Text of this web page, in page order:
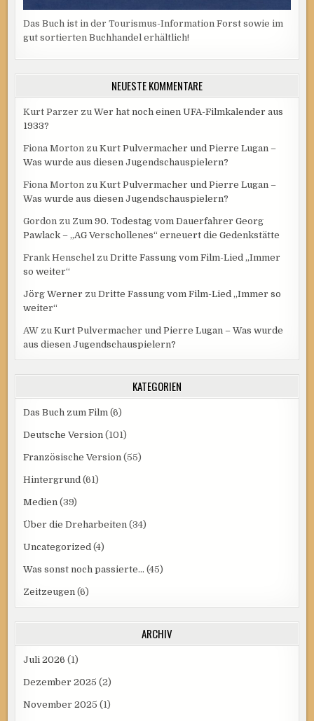
Das Buch ist in der Tourismus-Information Forst sowie im
gut sortierten Buchhandel erhältlich!
NEUESTE KOMMENTARE
Kurt Parzer zuWer hat noch einen UFA-Filmkalender aus
1933?
Fiona Morton zuKurt Pulvermacher und Pierre Lugan –
Was wurde aus diesen Jugendschauspielern?
Fiona Morton zuKurt Pulvermacher und Pierre Lugan –
Was wurde aus diesen Jugendschauspielern?
Gordon zu Zum 90. Todestag vom Dauerfahrer Georg
Pawlack – „AG Verschollenes“ erneuert die Gedenkstätte
Frank Henschel zuDritte Fassung vom Film-Lied „Immer
so weiter“
Jörg Werner zuDritte Fassung vom Film-Lied „Immer so
weiter“
AW zuKurt Pulvermacher und Pierre Lugan – Was wurde
aus diesen Jugendschauspielern?
KATEGORIEN
Das Buch zum Film (6)
Deutsche Version (101)
Französische Version (55)
Hintergrund (61)
Medien (39)
Über die Dreharbeiten (34)
Uncategorized (4)
Was sonst noch passierte… (45)
Zeitzeugen (6)
ARCHIV
Juli 2026 (1)
Dezember 2025 (2)
November 2025 (1)